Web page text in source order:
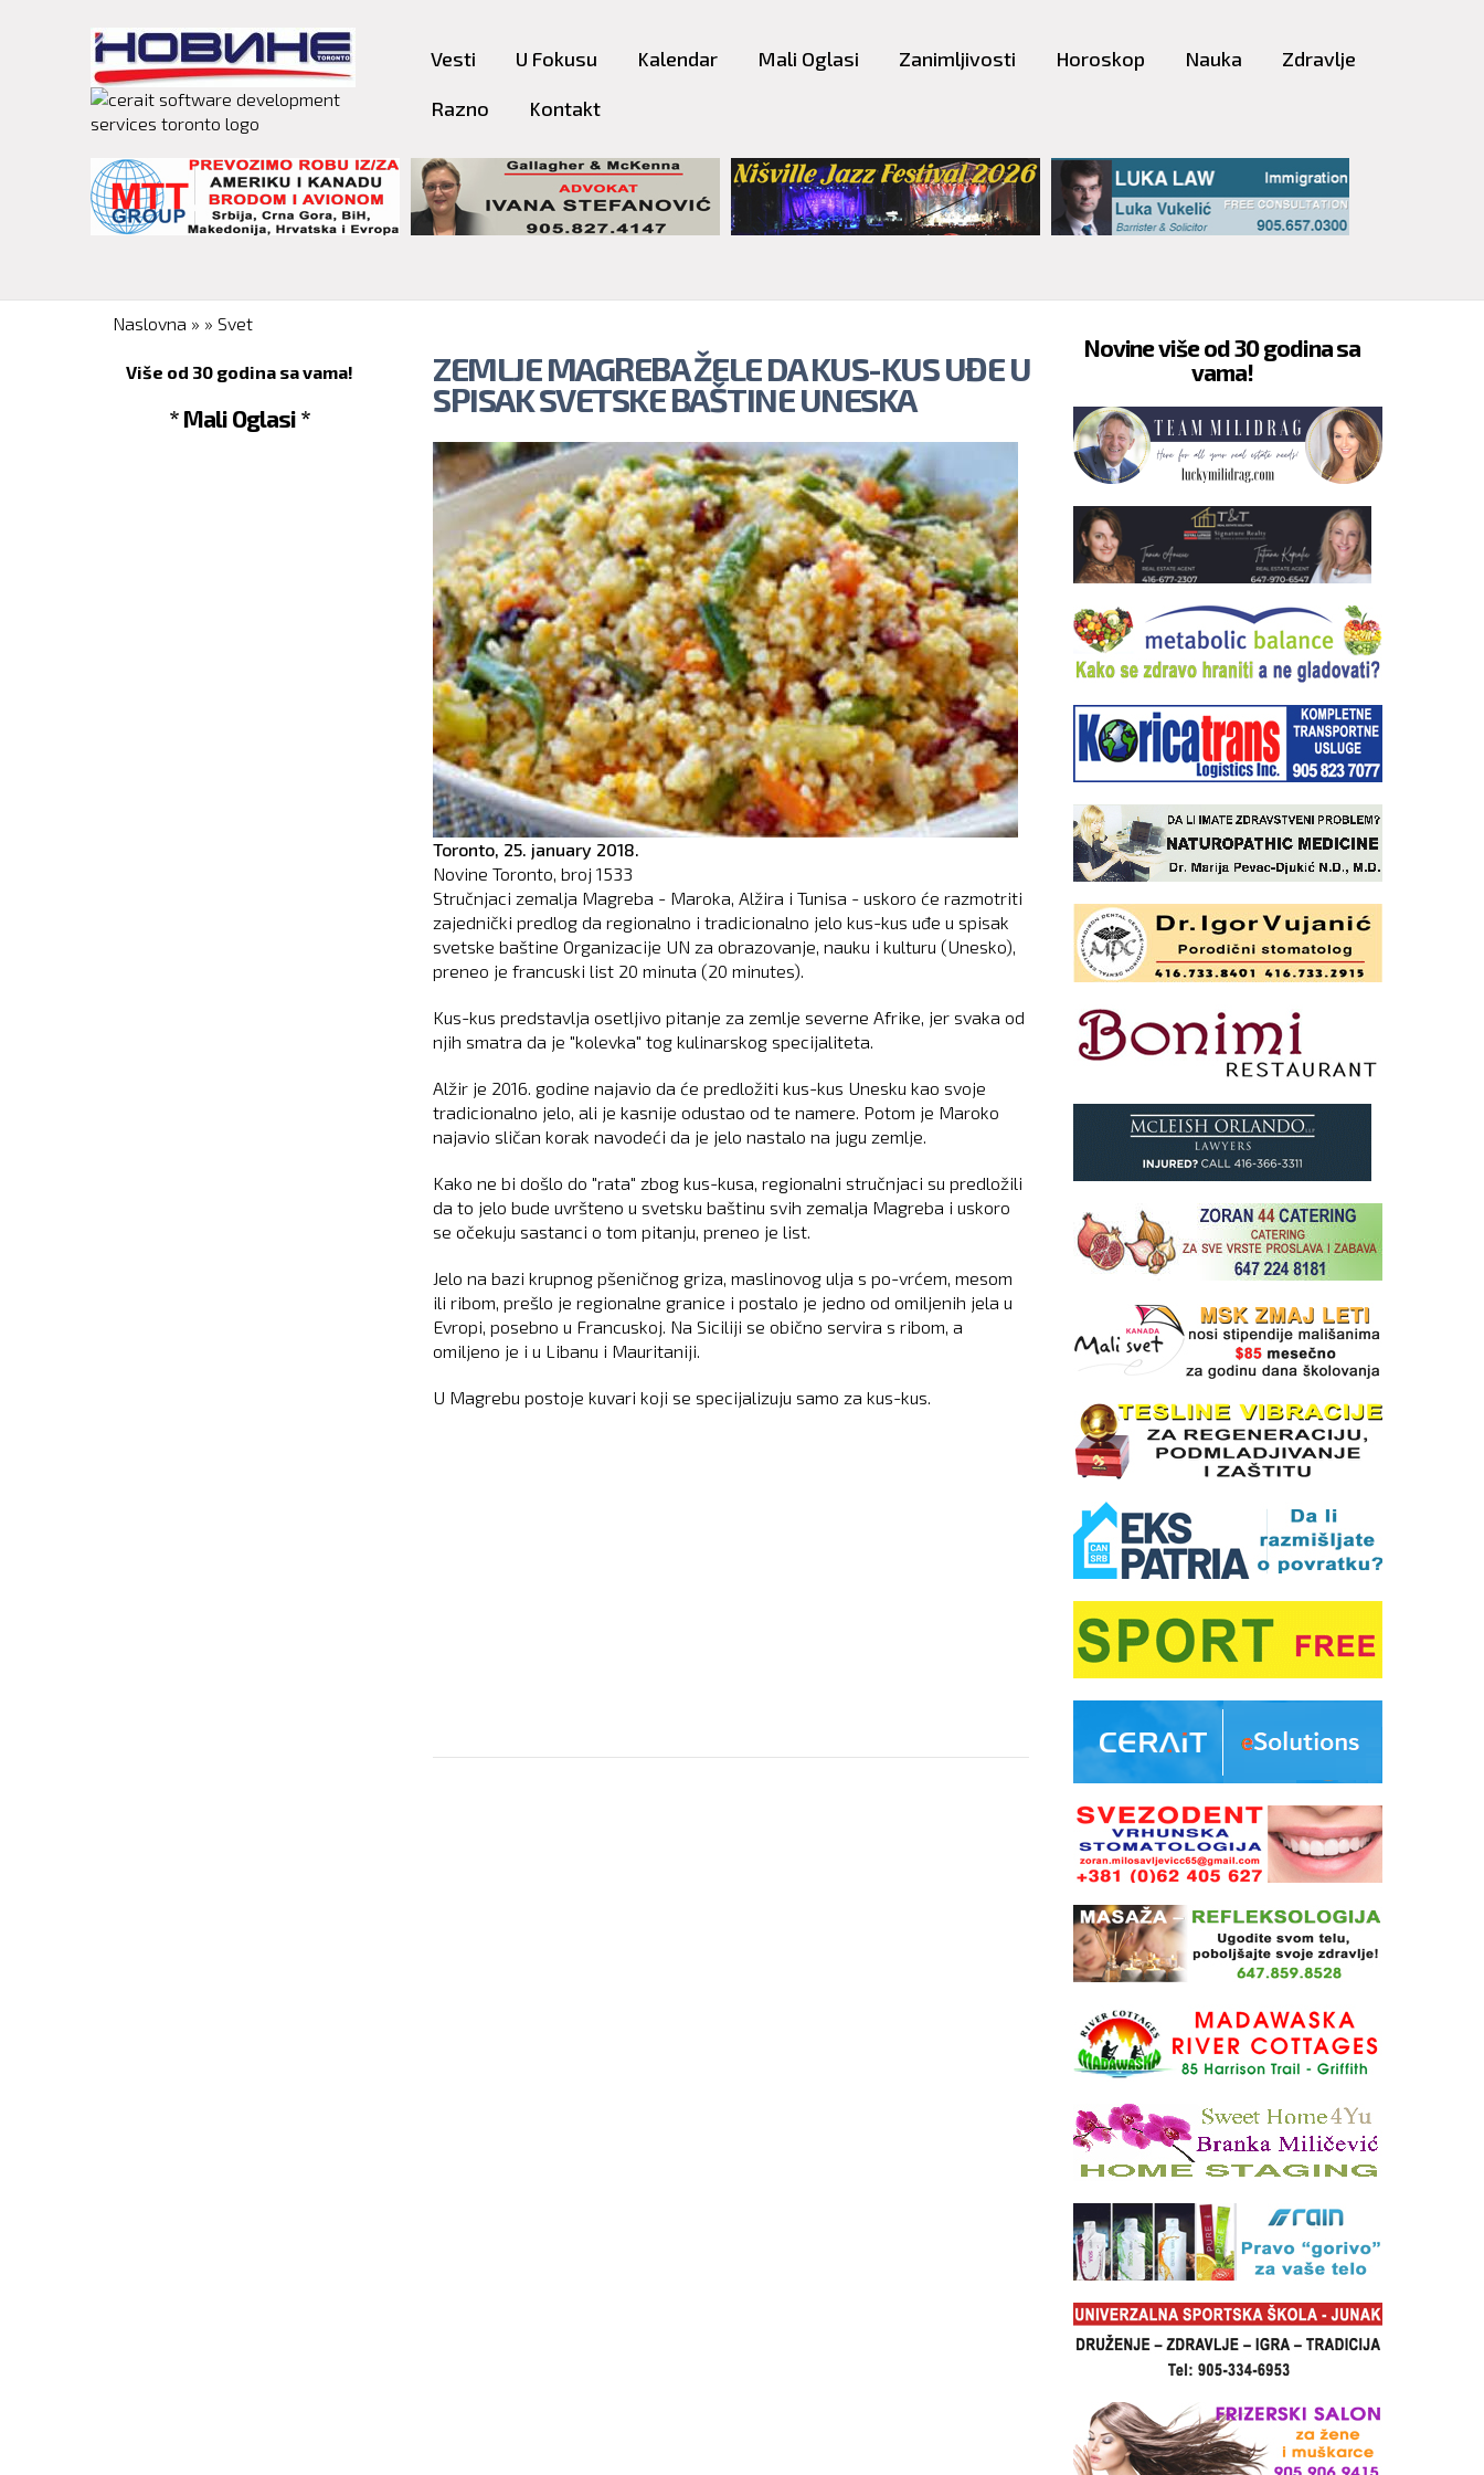
content
Vesti U Fokusu Kalendar Mali Oglasi Zanimljivosti Horoskop Nauka Zdravlje
Razno Kontakt
You are here
Naslovna » » Svet
Više od 30 godina sa vama!
* Mali Oglasi *
ZEMLJE MAGREBA ŽELE DA KUS-KUS UĐE U
SPISAK SVETSKE BAŠTINE UNESKA
Toronto, 25. january 2018.
Novine Toronto, broj 1533
Stručnjaci zemalja Magreba - Maroka, Alžira i Tunisa - uskoro će razmotriti
zajednički predlog da regionalno i tradicionalno jelo kus-kus uđe u spisak
svetske baštine Organizacije UN za obrazovanje, nauku i kulturu (Unesko),
preneo je francuski list 20 minuta (20 minutes).
Kus-kus predstavlja osetljivo pitanje za zemlje severne Afrike, jer svaka od
njih smatra da je "kolevka" tog kulinarskog specijaliteta.
Alžir je 2016. godine najavio da će predložiti kus-kus Unesku kao svoje
tradicionalno jelo, ali je kasnije odustao od te namere. Potom je Maroko
najavio sličan korak navodeći da je jelo nastalo na jugu zemlje.
Kako ne bi došlo do "rata" zbog kus-kusa, regionalni stručnjaci su predložili
da to jelo bude uvršteno u svetsku baštinu svih zemalja Magreba i uskoro
se očekuju sastanci o tom pitanju, preneo je list.
Jelo na bazi krupnog pšeničnog griza, maslinovog ulja s po-vrćem, mesom
ili ribom, prešlo je regionalne granice i postalo je jedno od omiljenih jela u
Evropi, posebno u Francuskoj. Na Siciliji se obično servira s ribom, a
omiljeno je i u Libanu i Mauritaniji.
U Magrebu postoje kuvari koji se specijalizuju samo za kus-kus.
Novine više od 30 godina sa
vama!